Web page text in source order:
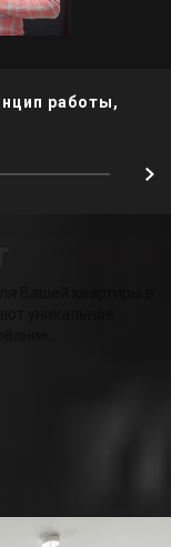
работы,